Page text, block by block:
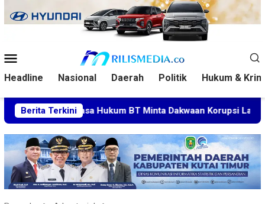
ke
Mobile
Headline Nasional Daerah Politik Hukum &
Berita Terkini
Kuasa Hukum BT Minta Dakwaan Korupsi Lahan